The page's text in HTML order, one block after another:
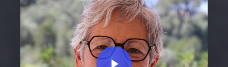
Play Video